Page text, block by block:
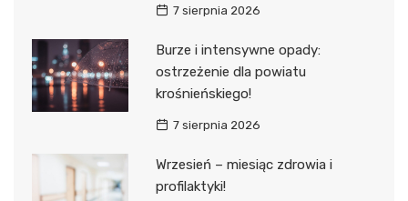
7 sierpnia 2026
Burze i intensywne opady:
ostrzeżenie dla powiatu
krośnieńskiego!
7 sierpnia 2026
Wrzesień – miesiąc zdrowia i
profilaktyki!